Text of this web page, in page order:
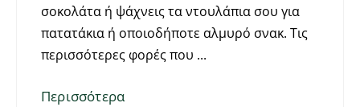
σοκολάτα ή ψάχνεις τα ντουλάπια σου για
πατατάκια ή οποιοδήποτε αλμυρό σνακ. Τις
περισσότερες φορές που
Περισσότερα